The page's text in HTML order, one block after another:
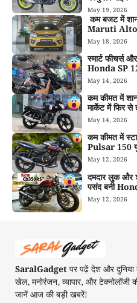
May 19, 2026
कम बजट में
Maruti Alto
May 18, 2026
स्मार्ट फीचर्स
Honda SP
May 14, 2026
कम कीमत में
मार्केट में फिर
May 14, 2026
कम कीमत में
Pulsar 150
May 12, 2026
दमदार लुक और
पसंद बनी
May 12, 2026
SaralGadgetपर पढ़ें देश और दुनिया
खेल, मनोरंजन, व्यापार, और
जानें आज की बड़ी खबरें!